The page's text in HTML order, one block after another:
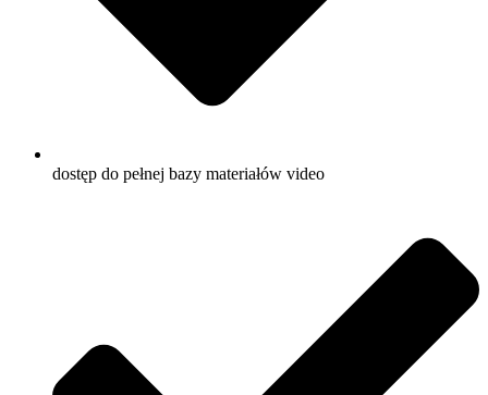
dostęp do pełnej bazy materiałów video